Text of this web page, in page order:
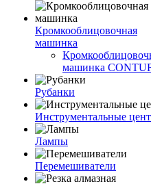
Кромкооблицовочная
машинка
машинка
Рубанки
Инструментальные
Лампы
Перемешиватели